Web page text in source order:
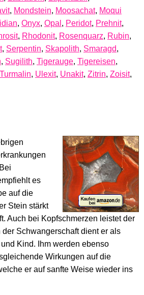
, Mondstein, Moosachat, Moqui
, Onyx, Opal , Peridot, Prehnit,
, Rhodonit, Rosenquarz, Rubin,
, Serpentin, Skapolith, Smaragd,
, Sugilith, Tigerauge, Tigereisen,
Turmalin, Ulexit, Unakit, Zitrin, Zoisit,
es
auf die
Stein stärkt
Auch bei Kopfschmerzen leistet der
Schwangerschaft dient er als
Kind. Ihm werden ebenso
Wirkungen auf die
er auf sanfte Weise wieder ins